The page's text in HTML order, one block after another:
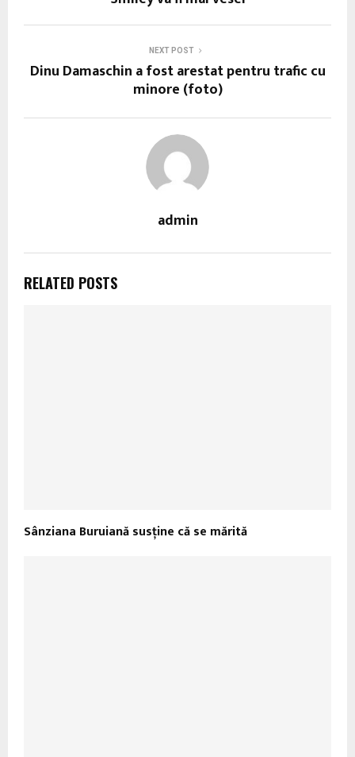
NEXT POST
Dinu Damaschin a fost arestat pentru trafic cu
minore (foto)
admin
RELATED POSTS
Sânziana Buruiană susține că se mărită